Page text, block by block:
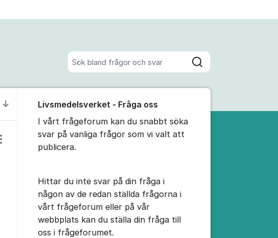
Sök bland alla inlägg
Sök
Till senaste kommentaren
Visa/dölj inställningar för inlägg/kommentar
Livsmedelsverket - Fråga oss
I vårt frågeforum kan du snabbt söka
svar på vanliga frågor som vi valt att
publicera.
Hittar du inte svar på din fråga i
någon av de redan ställda frågorna i
vårt frågeforum eller på vår
webbplats kan du ställa din fråga till
oss i frågeforumet.